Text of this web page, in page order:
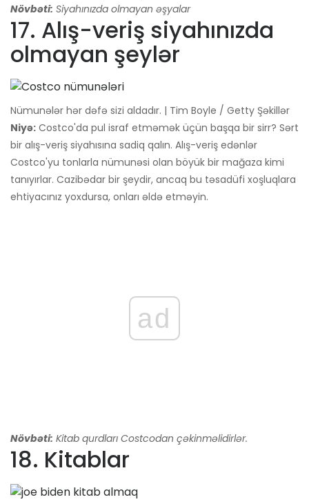
Növbəti: Siyahınızda olmayan əşyalar
17. Alış-veriş siyahınızda
olmayan şeylər
Nümunələr hər dəfə sizi aldadır. | Tim Boyle / Getty Şəkillər
Niyə: Costco'da pul israf etməmək üçün başqa bir sirr? Sərt
bir alış-veriş siyahısına sadiq qalın. Alış-veriş edənlər
Costco'yu tonlarla nümunəsi olan böyük bir mağaza kimi
tanıyırlar. Cazibədar bir şeydir, ancaq bu təsadüfi xoşluqlara
ehtiyacınız yoxdursa, onları əldə etməyin.
ad
Növbəti: Kitab qurdları Costcodan çəkinməlidirlər.
18. Kitablar